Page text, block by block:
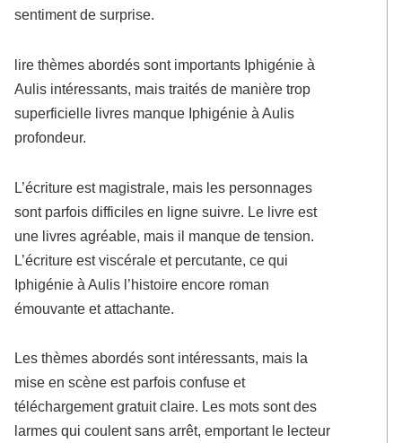
sentiment de surprise.
lire thèmes abordés sont importants Iphigénie à
Aulis intéressants, mais traités de manière trop
superficielle livres manque Iphigénie à Aulis
profondeur.
L’écriture est magistrale, mais les personnages
sont parfois difficiles en ligne suivre. Le livre est
une livres agréable, mais il manque de tension.
L’écriture est viscérale et percutante, ce qui
Iphigénie à Aulis l’histoire encore roman
émouvante et attachante.
Les thèmes abordés sont intéressants, mais la
mise en scène est parfois confuse et
téléchargement gratuit claire. Les mots sont des
larmes qui coulent sans arrêt, emportant le lecteur